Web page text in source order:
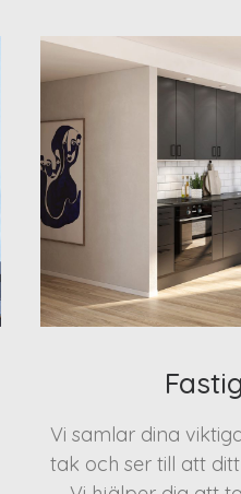
Vi samlar dina
tak och ser till att